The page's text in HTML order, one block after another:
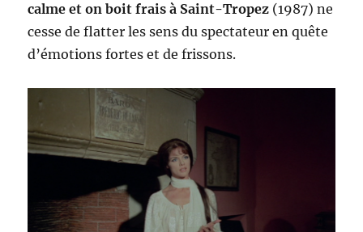
calme et on boit frais à Saint-Tropez (1987) ne
cesse de flatter les sens du spectateur en quête
d’émotions fortes et de frissons.